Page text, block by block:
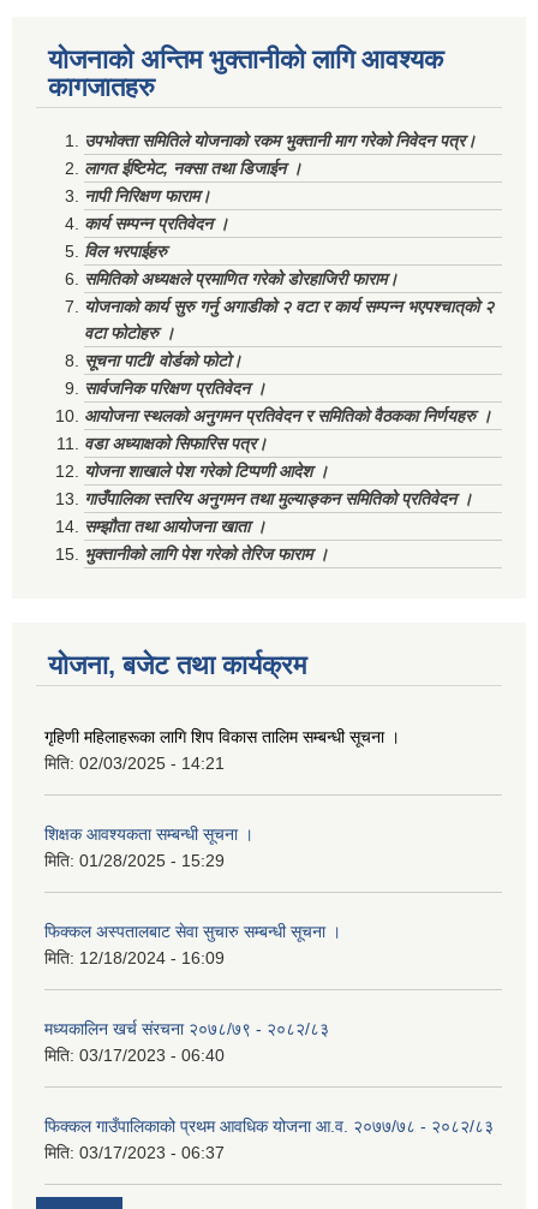
योजनाको अन्तिम भुक्तानीको लागि आवश्यक
कागजातहरु
उपभोक्ता समितिले योजनाको रकम भुक्तानी माग गरेको निवेदन पत्र।
लागत ईष्टिमेट, नक्सा तथा डिजाईन ।
नापी निरिक्षण फाराम।
कार्य सम्पन्न प्रतिवेदन ।
विल भरपाईहरु
समितिको अध्यक्षले प्रमाणित गरेको डोरहाजिरी फाराम।
योजनाको कार्य सुरु गर्नु अगाडीको २ वटा र कार्य सम्पन्न भएपश्चात्‌को २
वटा फोटोहरु ।
सूचना पाटी/ वोर्डको फोटो।
सार्वजनिक परिक्षण प्रतिवेदन ।
आयोजना स्थलको अनुगमन प्रतिवेदन र समितिको वैठकका निर्णयहरु ।
वडा अध्याक्षको सिफारिस पत्र।
योजना शाखाले पेश गरेको टिप्पणी आदेश ।
गाउँपालिका स्तरिय अनुगमन तथा मुल्याङ्कन समितिको प्रतिवेदन ।
सम्झौता तथा आयोजना खाता ।
भुक्तानीको लागि पेश गरेको तेरिज फाराम ।
योजना, बजेट तथा कार्यक्रम
गृहिणी महिलाहरूका लागि शिप विकास तालिम सम्बन्धी सूचना ‌।
मिति: 02/03/2025 - 14:21
शिक्षक आवश्यकता सम्बन्धी सूचना ।
मिति: 01/28/2025 - 15:29
फिक्कल अस्पतालबाट सेवा सुचारु सम्बन्धी सूचना ।
मिति: 12/18/2024 - 16:09
मध्यकालिन खर्च संरचना २०७८/७९ - २०८२/८३
मिति: 03/17/2023 - 06:40
फिक्कल गाउँपालिकाको प्रथम आवधिक योजना आ.व. २०७७/७८ - २०८२/८३
मिति: 03/17/2023 - 06:37